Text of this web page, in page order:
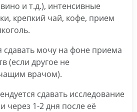
и т.д.), интенсивные
крепкий чай, кофе, прием
сдавать мочу на фоне приема
(если другое не
врачом).
сдавать исследование
через 1-2 дня после её